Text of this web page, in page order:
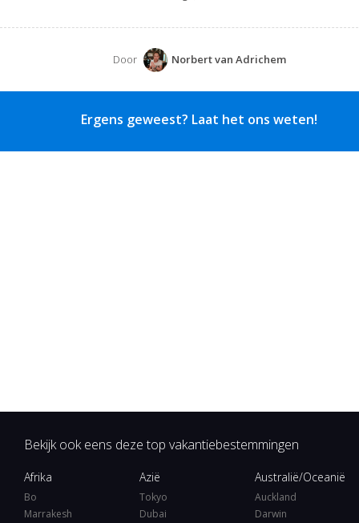
Door Norbert van Adrichem
Ergens geweest? Laat het ons weten!
Bekijk ook eens deze top vakantiebestemmingen
Afrika
Bo
Marrakesh
Azië
Tokyo
Dubai
Australië/Oceanië
Auckland
Darwin